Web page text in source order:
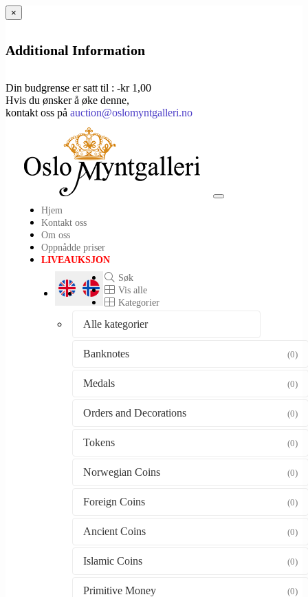
×
Additional Information
Din budgrense er satt til : -kr 1,00
Hvis du ønsker å øke denne,
kontakt oss på auction@oslomyntgalleri.no
Toggle
Hjem
Kontakt oss
Om oss
Oppnådde priser
LIVEAUKSJON
Søk
Vis alle
Kategorier
Alle kategorier
Banknotes (0)
Medals (0)
Orders and Decorations (0)
Tokens (0)
Norwegian Coins (0)
Foreign Coins (0)
Ancient Coins (0)
Islamic Coins (0)
Primitive Money (0)